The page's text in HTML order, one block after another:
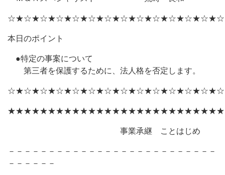
本日のポイント
●特定の事案について
第三者を保護するために、法人格を否定します。
事業承継 ことはじめ
－－－－－－－－－－－－－－－－－－－－－－－－－－
－－－－－－